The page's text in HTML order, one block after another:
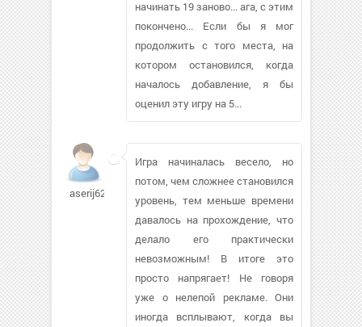
начинать 19 заново... ага, с этим
покончено... Если бы я мог
продолжить с того места, на
котором остановился, когда
началось добавление, я бы
оценил эту игру на 5...
aserij62
Игра начиналась весело, но
потом, чем сложнее становился
уровень, тем меньше времени
давалось на прохождение, что
делало его практически
невозможным! В итоге это
просто напрягает! Не говоря
уже о нелепой рекламе. Они
иногда всплывают, когда вы